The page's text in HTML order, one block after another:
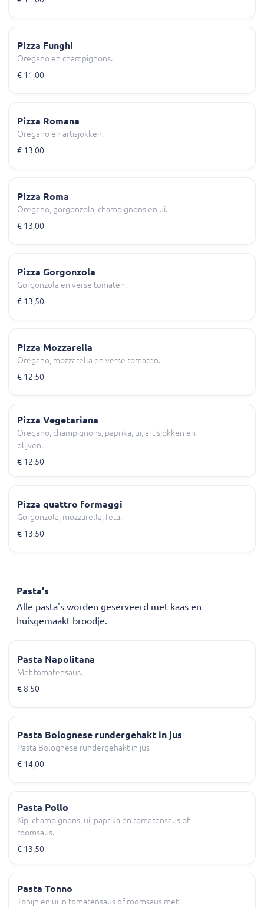
Pizza Funghi
Oregano en champignons.
€ 11,00
Pizza Romana
Oregano en artisjokken.
€ 13,00
Pizza Roma
Oregano, gorgonzola, champignons en ui.
€ 13,00
Pizza Gorgonzola
Gorgonzola en verse tomaten.
€ 13,50
Pizza Mozzarella
Oregano, mozzarella en verse tomaten.
€ 12,50
Pizza Vegetariana
Oregano, champignons, paprika, ui, artisjokken en
olijven.
€ 12,50
Pizza quattro formaggi
Gorgonzola, mozzarella, feta.
€ 13,50
Pasta's
Alle pasta's worden geserveerd met kaas en
huisgemaakt broodje.
Pasta Napolitana
Met tomatensaus.
€ 8,50
Pasta Bolognese rundergehakt in jus
Pasta Bolognese rundergehakt in jus
€ 14,00
Pasta Pollo
Kip, champignons, ui, paprika en tomatensaus of
roomsaus.
€ 13,50
Pasta Tonno
Tonijn en ui in tomatensaus of roomsaus met